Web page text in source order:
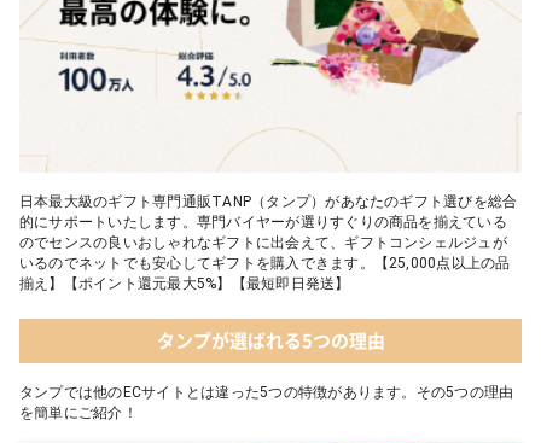
日本最大級のギフト専門通販TANP（タンプ）があなたのギフト選びを総合
的にサポートいたします。専門バイヤーが選りすぐりの商品を揃えている
のでセンスの良いおしゃれなギフトに出会えて、ギフトコンシェルジュが
いるのでネットでも安心してギフトを購入できます。【25,000点以上の品
揃え】【ポイント還元最大5%】【最短即日発送】
タンプが選ばれる5つの理由
タンプでは他のECサイトとは違った5つの特徴があります。その5つの理由
を簡単にご紹介！